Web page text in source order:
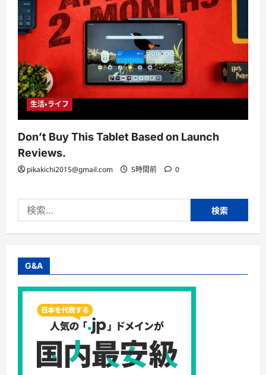
生活・ライフ
Don’t Buy This Tablet Based on Launch
Reviews.
pikakichi2015@gmail.com 5時間前 0
索:
G&A